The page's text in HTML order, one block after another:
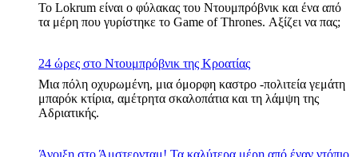
Το Lokrum είναι ο φύλακας του Ντουμπρόβνικ και ένα από
τα μέρη που γυρίστηκε το Game of Thrones. Αξίζει να πας;
24 ώρες στο Ντουμπρόβνικ της Κροατίας
Μια πόλη οχυρωμένη, μια όμορφη καστρο -πολιτεία γεμάτη
μπαρόκ κτίρια, αμέτρητα σκαλοπάτια και τη λάμψη της
Αδριατικής.